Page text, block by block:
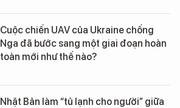
Cuộc chiến UAV của Ukraine chống
Nga đã bước sang một giai đoạn hoàn
toàn mới như thế nào?
Nhật Bản làm “tủ lạnh cho người” giữa